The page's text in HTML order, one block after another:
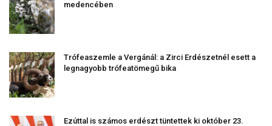
medencében
Trófeaszemle a Vergánál: a Zirci Erdészetnél esett a
legnagyobb trófeatömegű bika
Ezúttal is számos erdészt tüntettek ki október 23.